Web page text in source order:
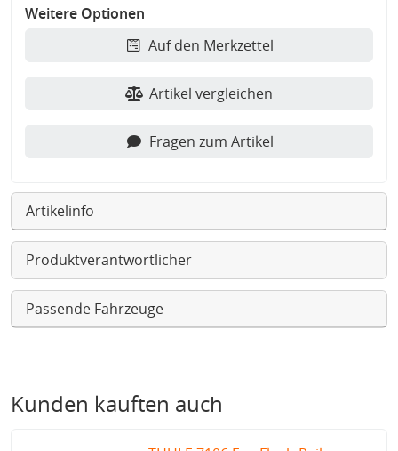
Weitere Optionen
Auf den Merkzettel
Artikel vergleichen
Fragen zum Artikel
Artikelinfo
Produktverantwortlicher
Passende Fahrzeuge
Kunden kauften auch